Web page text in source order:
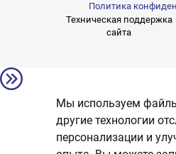
Политика
Техническая поддержка
сайта
Мы используем
другие технологии
персонализации и